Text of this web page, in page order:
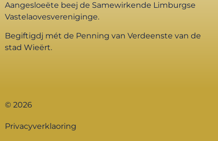
Aangesloeëte beej de Samewirkende Limburgse
Vastelaovesvereniginge.
Begiftigdj mét de Penning van Verdeenste van de
stad Wieërt.
© 2026
Privacyverklaoring